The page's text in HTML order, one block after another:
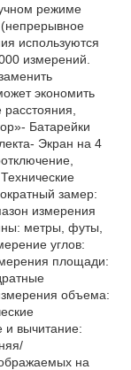
режиме
используются
измерений.
экономить
Батарейки
Экран на 4
замер:
измерения
метры, футы,
углов:
площади:
объема:
вычитание:
на